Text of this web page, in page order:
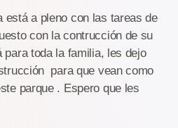
está a pleno con las tareas de
con la contrucción de su
para toda la familia, les dejo
para que vean como
parque . Espero que les